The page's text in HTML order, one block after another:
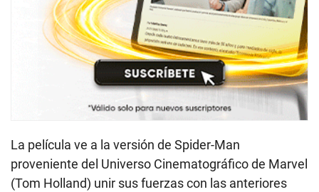
La película ve a la versión de Spider-Man
proveniente del Universo Cinematográfico de Marvel
(Tom Holland) unir sus fuerzas con las anteriores